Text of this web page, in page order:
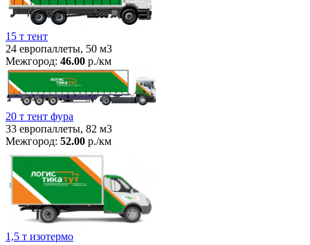
15 т тент
24 европаллеты, 50 м3
Межгород: 46.00 р./км
20 т тент фура
33 европаллеты, 82 м3
Межгород: 52.00 р./км
1,5 т изотермо